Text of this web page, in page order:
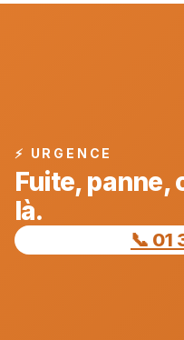
⚡ URGENCE
Fuite, panne,
là.
📞 01